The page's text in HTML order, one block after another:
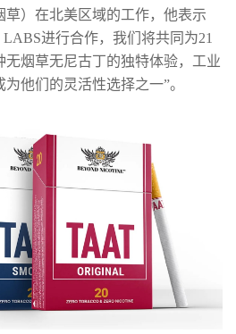
）在北美区域的工作，他表示
进行合作，我们将共同为21
无烟草无尼古丁的独特体验，工业
他们的灵活性选择之一”。